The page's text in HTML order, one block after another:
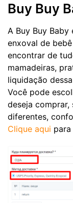
Buy Buy
A Buy Buy
enxoval de
encontrar de
mamadeiras,
liquidação
Você pode
deseja comprar,
diferentes,
Clique aqui